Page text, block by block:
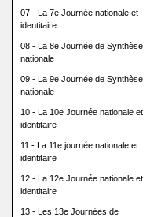
07 - La 7e Journée nationale et
identitaire
08 - La 8e Journée de Synthèse
nationale
09 - La 9e Journée de Synthèse
nationale
10 - La 10e Journée nationale et
identitaire
11 - La 11e journée nationale et
identitaire
12 - La 12e Journée nationale et
identitaire
13 - Les 13e Journées de